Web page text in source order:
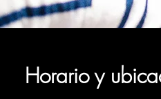
Horario y